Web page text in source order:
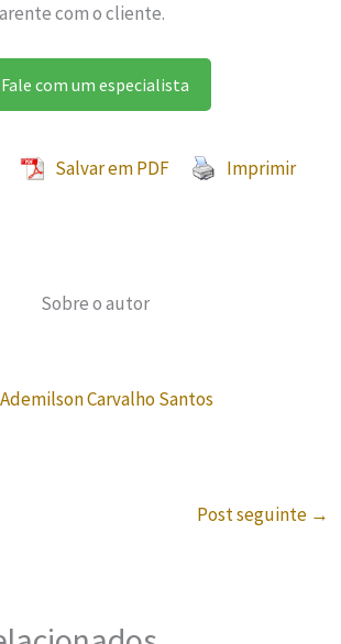
com o cliente.
Fale com um especialista
Salvar em PDF Imprimir
Sobre o autor
Carvalho Santos
Post seguinte →